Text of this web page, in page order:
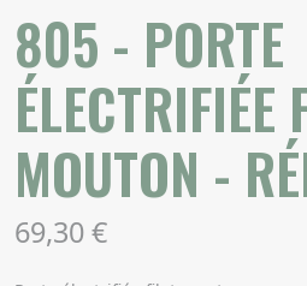
805 - PORTE
ÉLECTRIFIÉE
MOUTON -
69,30 €